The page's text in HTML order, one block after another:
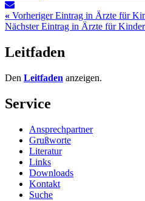
« Vorheriger Eintrag in Ärzte für
Nächster Eintrag in Ärzte für
Leitfaden
Den Leitfaden anzeigen.
Service
Ansprechpartner
Grußworte
Literatur
Links
Downloads
Kontakt
Suche